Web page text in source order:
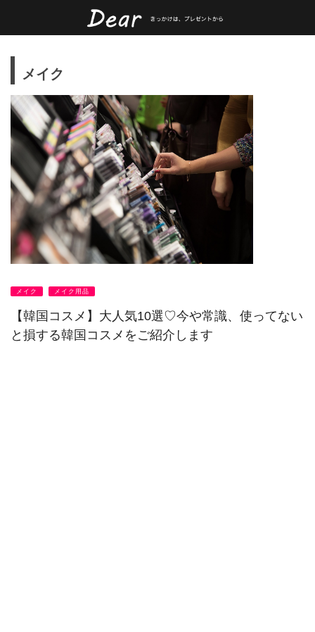
メイク
メイク メイク用品
【韓国コスメ】大人気10選♡今や常識、使ってない
と損する韓国コスメをご紹介します